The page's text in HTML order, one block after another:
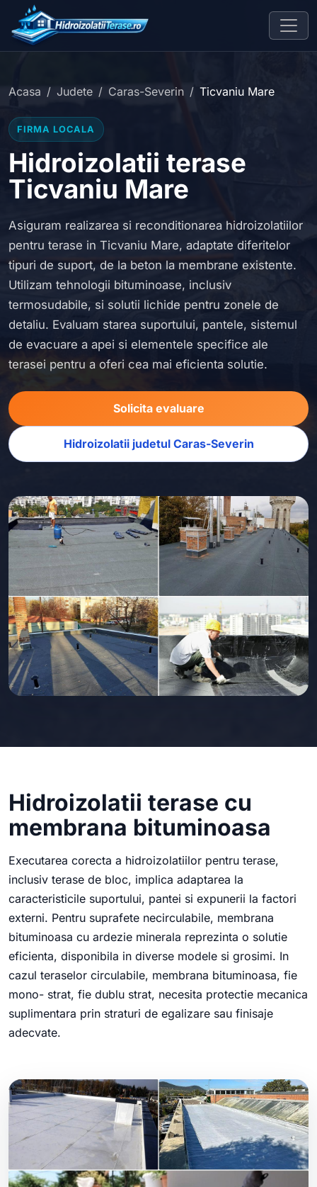
Acasa Judete Caras-Severin Ticvaniu Mare
FIRMA LOCALA
Hidroizolatii terase
Ticvaniu Mare
Asiguram realizarea si reconditionarea hidroizolatiilor
pentru terase in Ticvaniu Mare, adaptate diferitelor
tipuri de suport, de la beton la membrane existente.
Utilizam tehnologii bituminoase, inclusiv
termosudabile, si solutii lichide pentru zonele de
detaliu. Evaluam starea suportului, pantele, sistemul
de evacuare a apei si elementele specifice ale
terasei pentru a oferi cea mai eficienta solutie.
Solicita evaluare
Hidroizolatii judetul Caras-Severin
Hidroizolatii terase cu
membrana bituminoasa
Executarea corecta a hidroizolatiilor pentru terase,
inclusiv terase de bloc, implica adaptarea la
caracteristicile suportului, pantei si expunerii la factori
externi. Pentru suprafete necirculabile, membrana
bituminoasa cu ardezie minerala reprezinta o solutie
eficienta, disponibila in diverse modele si grosimi. In
cazul teraselor circulabile, membrana bituminoasa, fie
mono- strat, fie dublu strat, necesita protectie mecanica
suplimentara prin straturi de egalizare sau finisaje
adecvate.